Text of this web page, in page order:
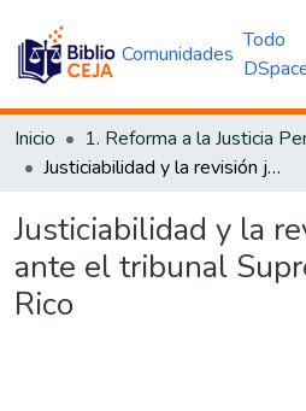
Comunidades
Todo
Inicio
Justiciabilidad y la revisión judicial ante el tribunal Supremo de Puerto Rico
Justiciabilidad y la
ante el tribunal
Rico